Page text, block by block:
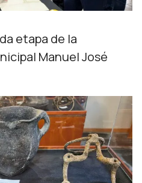
etapa de la
Manuel José